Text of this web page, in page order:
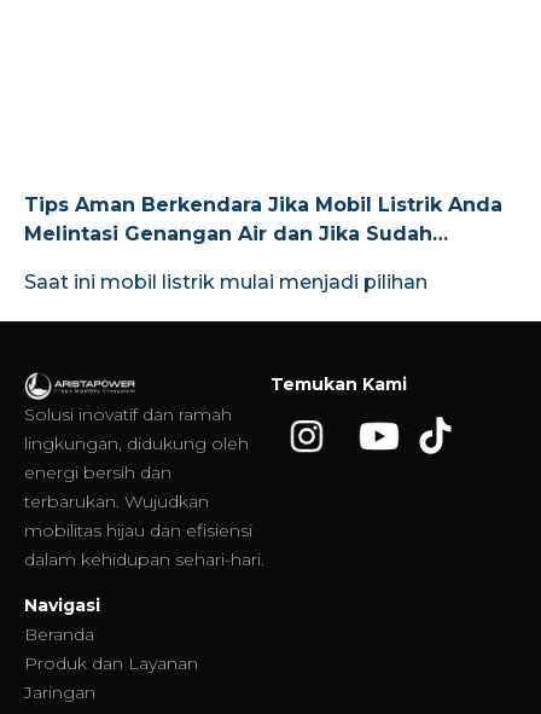
Tips Aman Berkendara Jika Mobil Listrik Anda
Melintasi Genangan Air dan Jika Sudah
Saat ini mobil listrik mulai menjadi pilihan
Solusi inovatif dan ramah
lingkungan, didukung oleh
energi bersih dan
terbarukan. Wujudkan
mobilitas hijau dan efisiensi
dalam kehidupan sehari-hari.
Temukan Kami
Navigasi
Beranda
Produk dan Layanan
Jaringan